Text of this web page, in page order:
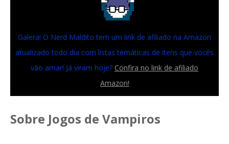
Galera! O Nerd Maldito tem um link de afiliado na Amazon
atualizado todo dia com listas temáticas de itens que vocês
vão amar! Já viram hoje? Confira no link de afiliado
Amazon!
Sobre Jogos de Vampiros